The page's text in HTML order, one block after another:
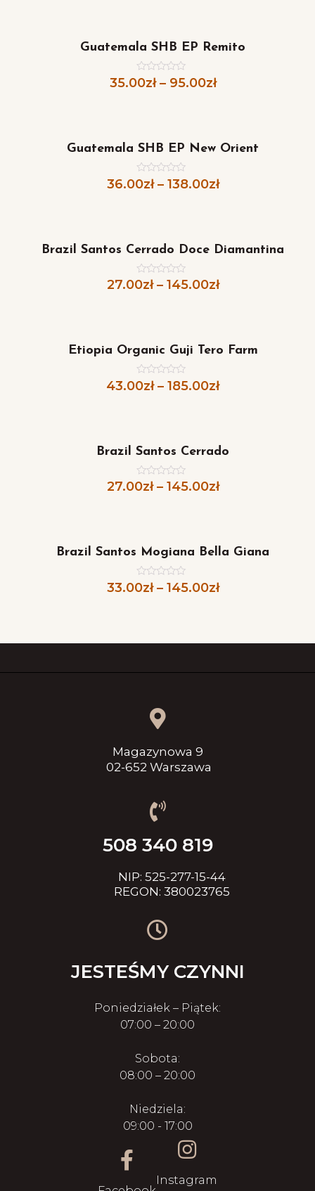
Guatemala SHB EP Remito
Oceniono
0
35.00zł– 95.00zł
Guatemala SHB EP New Orient
Oceniono
0
36.00zł– 138.00zł
Brazil Santos Cerrado Doce Diamantina
Oceniono
0
27.00zł– 145.00zł
Etiopia Organic Guji Tero Farm
Oceniono
0
43.00zł– 185.00zł
Brazil Santos Cerrado
Oceniono
0
27.00zł– 145.00zł
Brazil Santos Mogiana Bella Giana
Oceniono
0
33.00zł– 145.00zł
Magazynowa 9
02-652 Warszawa
508 340 819
NIP: 525-277-15-44
REGON: 380023765
JESTEŚMY CZYNNI
Poniedziałek – Piątek:
07:00 – 20:00
Sobota:
08:00 – 20:00
Niedziela:
09:00 - 17:00
Instagram